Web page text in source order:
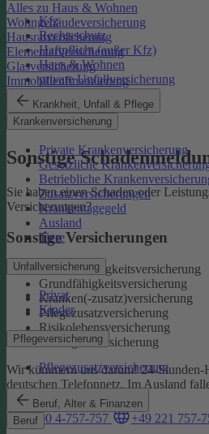
Alles zu Haus & Wohnen
Wohngebäudeversicherung
Hausratversicherung
Elementarversicherung
Glasversicherung
Immobilienfinanzierung
Krankheit, Unfall & Pflege
Krankenversicherung
Private Krankenversicherung
Gesetzliche
Betriebliche
Zusatzversicherungen
Krankentagegeld
Ausland
Tiere
Unfallversicherung
Privat
Kinder
Pflegeversicherung
Pflegezusatzversicherung
Beruf, Alter & Finanzen
Beruf
Kfz
Rechtsschutz
Haftpflicht (außer Kfz)
Haus & Wohnen
private Unfallversicherung
Auslandskrankenschutz
Reiserücktritt
Reisegepäck
Sonstige
Sie haben einen Schaden oder
Versicherungen?
Sonstige Versicherungen
Berufsunfähigkeitsversicherung
Grundfähigkeitsversicherung
Kranken(-zusatz)versicherung
Pflegezusatzversicherung
Risikolebensversicherung
Sterbegeldversicherung
Wir kümmern uns darum!24-Stunden-
deutschen Telefonnetz. Im Ausland
Landesgebühren an:
0800 4-757-757
+49 221 757-